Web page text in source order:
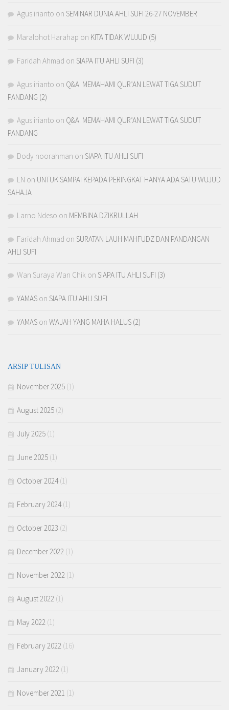
Agus irianto on SEMINAR DUNIA AHLI SUFI 26-27 NOVEMBER
Maralohot Harahap on KITA TIDAK WUJUD (5)
Faridah Ahmad on SIAPA ITU AHLI SUFI (3)
Agus irianto on Q&A: MEMAHAMI QUR’AN LEWAT TIGA SUDUT
PANDANG (2)
Agus irianto on Q&A: MEMAHAMI QUR’AN LEWAT TIGA SUDUT
PANDANG
Dody noorahman on SIAPA ITU AHLI SUFI
LN on UNTUK SAMPAI KEPADA PERINGKAT HANYA ADA SATU WUJUD
SAHAJA
Larno Ndeso on MEMBINA DZIKRULLAH
Faridah Ahmad on SURATAN LAUH MAHFUDZ DAN PANDANGAN
AHLI SUFI
Wan Suraya Wan Chik on SIAPA ITU AHLI SUFI (3)
YAMAS on SIAPA ITU AHLI SUFI
YAMAS on WAJAH YANG MAHA HALUS (2)
ARSIP TULISAN
November 2025 (1)
August 2025 (2)
July 2025 (1)
June 2025 (1)
October 2024(1)
February 2024(1)
October 2023 (2)
December 2022 (1)
November 2022 (1)
August 2022 (1)
May 2022 (1)
February 2022 (16)
January 2022 (1)
November 2021 (1)